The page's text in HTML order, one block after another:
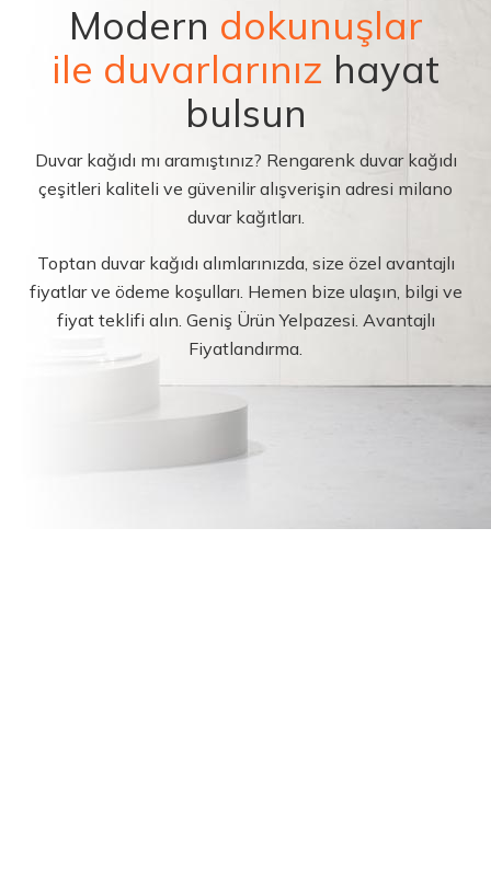
Modern dokunuşlar
ile duvarlarınız hayat
bulsun
Duvar kağıdı mı aramıştınız? Rengarenk duvar kağıdı
çeşitleri kaliteli ve güvenilir alışverişin adresi milano
duvar kağıtları.
Toptan duvar kağıdı alımlarınızda, size özel avantajlı
fiyatlar ve ödeme koşulları. Hemen bize ulaşın, bilgi ve
fiyat teklifi alın. Geniş Ürün Yelpazesi. Avantajlı
Fiyatlandırma.